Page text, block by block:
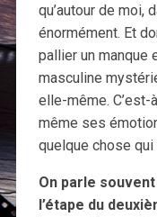
qu’autour de moi,
énormément. Et
pallier un manque
masculine
elle-même. C’est-
même ses
quelque chose qui
On parle
l’étape du